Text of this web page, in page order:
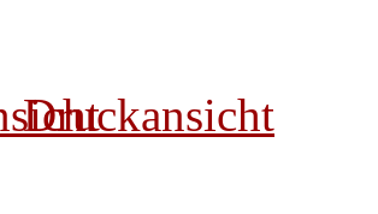
Druckansicht